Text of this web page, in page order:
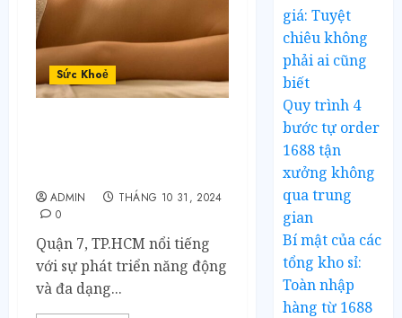
Sức Khoẻ
ADMIN
THÁNG 10 31, 2024
0
Quận 7, TP.HCM nổi tiếng
với sự phát triển năng động
và đa dạng...
giá: Tuyệt
chiêu không
phải ai cũng
biết
Quy trình 4
bước tự order
1688 tận
xưởng không
qua trung
gian
Bí mật của các
tổng kho sỉ:
Toàn nhập
hàng từ 1688